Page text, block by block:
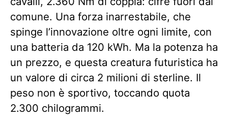
comune. Una forza inarrestabile, che
spinge l’innovazione oltre ogni limite, con
una batteria da 120 kWh. Ma la potenza ha
un prezzo, e questa creatura futuristica ha
un valore di circa 2 milioni di sterline. Il
peso non è sportivo, toccando quota
2.300 chilogrammi.